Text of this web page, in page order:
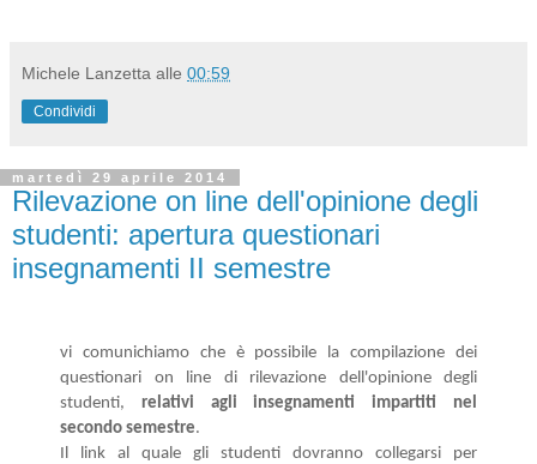
Michele Lanzetta alle 00:59
Condividi
martedì 29 aprile 2014
Rilevazione on line dell'opinione degli
studenti: apertura questionari
insegnamenti II semestre
vi comunichiamo che è possibile la compilazione dei
questionari on line di rilevazione dell'opinione degli
studenti, relativi agli insegnamenti impartiti nel
secondo semestre.
Il link al quale gli studenti dovranno collegarsi per